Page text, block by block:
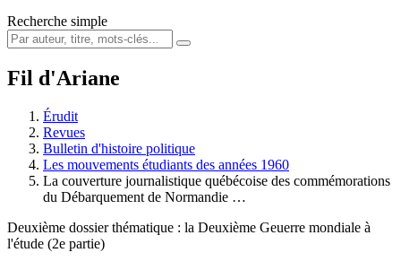
Recherche simple
Fil d'Ariane
Érudit
Revues
Bulletin d'histoire politique
Les mouvements étudiants des années 1960
La couverture journalistique québécoise des commémorations
du Débarquement de Normandie …
Deuxième dossier thématique : la Deuxième Geuerre mondiale à
l'étude (2e partie)